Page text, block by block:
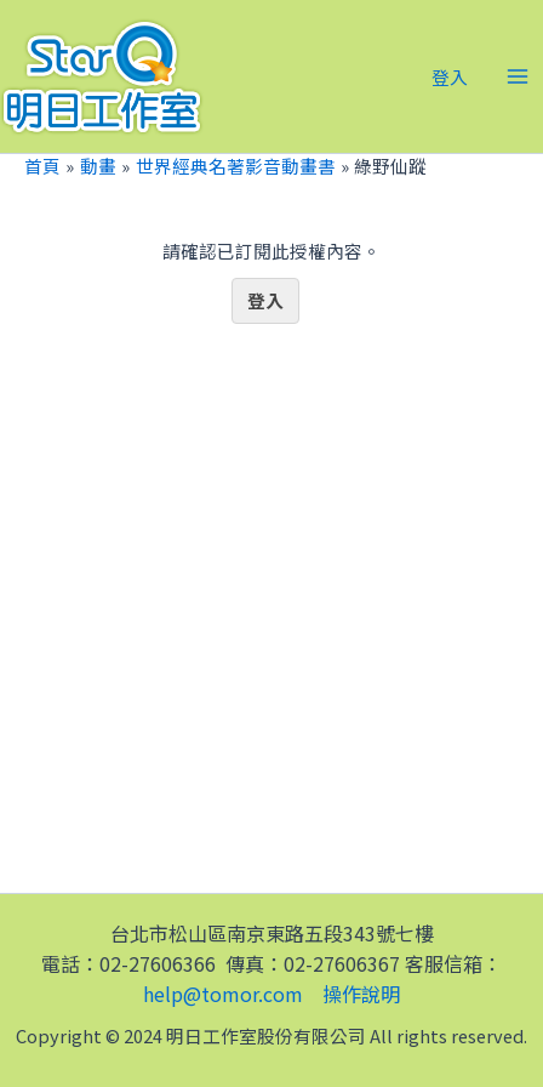
要
內
容
登入
首頁 動畫 世界經典名著影音動畫書 綠野仙蹤
請確認已訂閱此授權內容。
登入
台北市松山區南京東路五段343號七樓
電話：02-27606366 傳真：02-27606367 客服信箱：
help@tomor.com
操作說明
Copyright © 2024 明日工作室股份有限公司 All rights reserved.